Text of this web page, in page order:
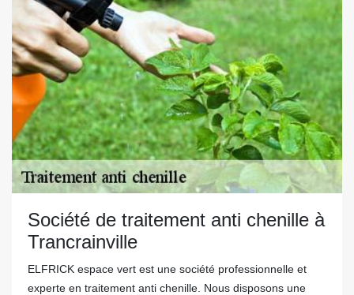
Société de traitement anti chenille à
Trancrainville
ELFRICK espace vert est une société professionnelle et
experte en traitement anti chenille. Nous disposons une